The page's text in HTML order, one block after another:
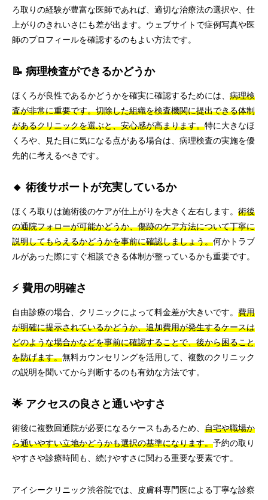
ろ取りの経験が豊富な医師であれば、適切な治療法の選択や、仕
上がりのきれいさにも差が出ます。ウェブサイトで症例写真や医
師のプロフィールを確認するのもよい方法です。
📝 病理検査ができるかどうか
ほくろが良性であるかどうかを確実に確認するためには、 病理検
査が非常に重要です。切除した組織を検査機関に提出できる体制
があるクリニックを選ぶと、安心感が高まります。特に大きなほ
くろや、見た目に気になる点がある場合は、病理検査の実施を優
先的に考えるべきです。
🔸 術後サポートが充実しているか
ほくろ取りは施術後のケアが仕上がりを大きく左右します。 術後
の通院フォローが可能かどうか、傷跡のケア方法について丁寧に
説明してもらえるかどうかを事前に確認しましょう。何かトラブ
ルがあった際にすぐ相談できる体制が整っているかも重要です。
⚡ 費用の明確さ
自由診療の場合、クリニックによって料金差が大きいです。 費用
が明確に提示されているかどうか、追加費用が発生するケースは
どのような場合かなどを事前に確認することで、後から困ること
を防げます。無料カウンセリングを活用して、複数のクリニック
の説明を聞いてから判断するのも有効な方法です。
🌟 アクセスの良さと通いやすさ
術後に複数回通院が必要になるケースもあるため、 自宅や職場か
ら通いやすい立地かどうかも選択の基準になります。予約の取り
やすさや診療時間も、続けやすさに関わる重要な要素です。
アイシークリニック渋谷院では、皮膚科専門医による丁寧な診察